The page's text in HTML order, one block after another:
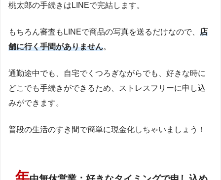
桃太郎の手続きはLINEで完結します。
もちろん審査もLINEで商品の写真を送るだけなので、 店
舗に行く手間がありません。
通勤途中でも、自宅でくつろぎながらでも、好きな時に
どこでも手続きができるため、ストレスフリーに申し込
みができます。
普段の生活のすき間で簡単に現金化しちゃいましょう！
年